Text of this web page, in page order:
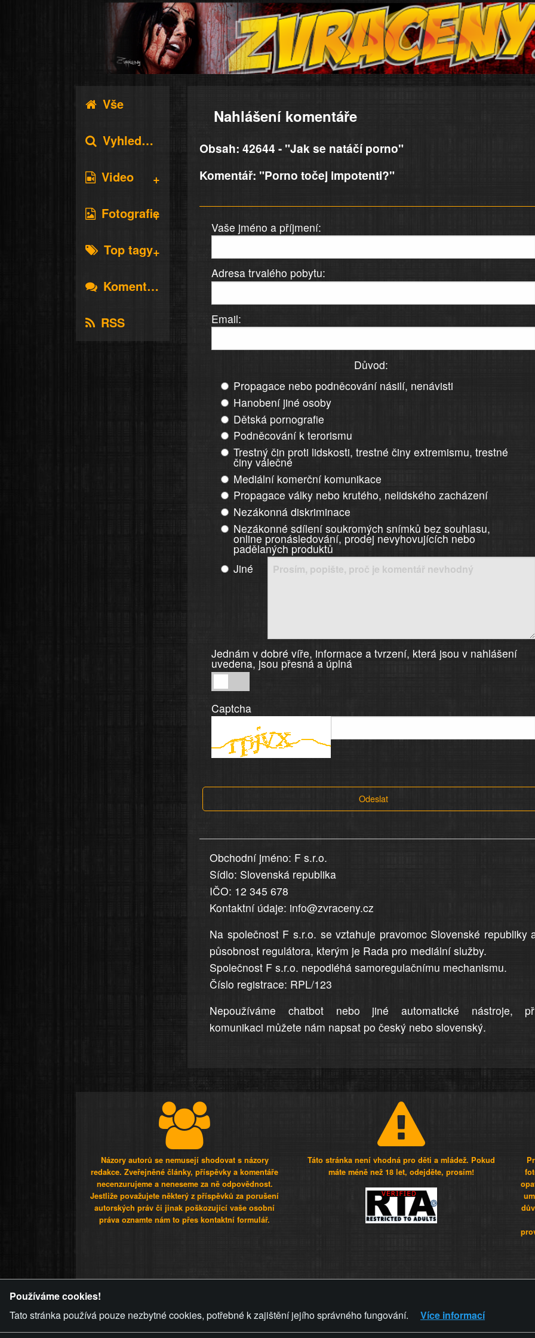
Vše
Vyhledávání
Video
Fotografie
Top tagy
Komentáře
RSS
Nahlášení komentáře
Obsah: 42644 - "Jak se natáčí porno"
Komentář: "Porno točej impotenti?"
Vaše jméno a příjmení:
Adresa trvalého pobytu:
Email:
Důvod:
Propagace nebo podněcování násilí, nenávisti
Hanobení jiné osoby
Dětská pornografie
Podněcování k terorismu
Trestný čin proti lidskosti, trestné činy extremismu, trestné
činy válečné
Mediální komerční komunikace
Propagace války nebo krutého, nelidského zacházení
Nezákonná diskriminace
Nezákonné sdílení soukromých snímků bez souhlasu,
online pronásledování, prodej nevyhovujících nebo
padělaných produktů
Jiné
Jednám v dobré víře, informace a tvrzení, která jsou v nahlášení
uvedena, jsou přesná a úplná
v
dobré
informace
v
uvedena,
jsou
přesná
a
úplná
Captcha
Odeslat
Obchodní jméno: F s.r.o.
Sídlo: Slovenská republika
IČO: 12 345 678
Kontaktní údaje: info@zvraceny.cz
Na společnost F s.r.o. se vztahuje pravomoc Slovenské republiky
působnost regulátora, kterým je Rada pro mediální služby.
Společnost F s.r.o. nepodléhá samoregulačnímu mechanismu.
Číslo registrace: RPL/123
Nepoužíváme chatbot nebo jiné automatické nástroje,
komunikaci můžete nám napsat po český nebo slovenský.
Názory autorů se nemusejí shodovat s názory
redakce. Zveřejněné články, příspěvky a komentáře
necenzurujeme a neneseme za ně odpovědnost.
Jestliže považujete některý z příspěvků za porušení
autorských práv či jinak poškozující vaše osobní
práva oznamte nám to přes kontaktní formulář.
Táto stránka není vhodná pro děti a mládež. Pokud
máte méně než 18 let, odejděte, prosím!
ZVRÁCENÝ.CZ PRAVIDLA A
Používáme cookies!
Tato stránka používá pouze nezbytné cookies, potřebné k zajištění jejího správného fungování.
Více informací